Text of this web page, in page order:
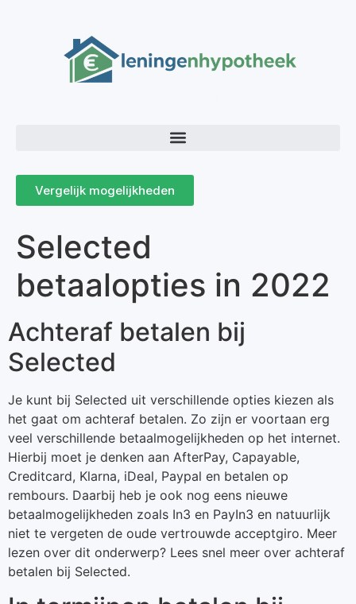
Vergelijk mogelijkheden
Selected
betaalopties in 2022
Achteraf betalen bij
Selected
Je kunt bij Selected uit verschillende opties kiezen als
het gaat om achteraf betalen. Zo zijn er voortaan erg
veel verschillende betaalmogelijkheden op het internet.
Hierbij moet je denken aan AfterPay, Capayable,
Creditcard, Klarna, iDeal, Paypal en betalen op
rembours. Daarbij heb je ook nog eens nieuwe
betaalmogelijkheden zoals In3 en PayIn3 en natuurlijk
niet te vergeten de oude vertrouwde acceptgiro. Meer
lezen over dit onderwerp? Lees snel meer over achteraf
betalen bij Selected.